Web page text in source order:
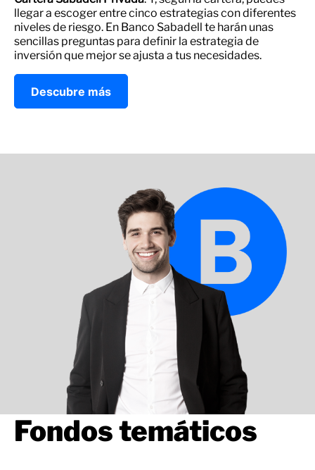
llegar a escoger entre cinco estrategias con diferentes
niveles de riesgo. En Banco Sabadell te harán unas
sencillas preguntas para definir la estrategia de
inversión que mejor se ajusta a tus necesidades.
Descubre más
Fondos temáticos